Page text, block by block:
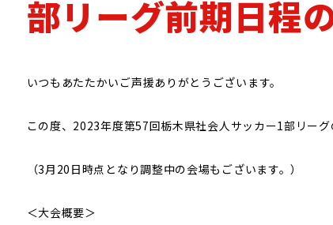
部リーグ前期日程
いつもあたたかいご声援ありがとうございます。
この度、2023年度第57回栃木県社会人サッカー1部リー
（3月20日時点となり調整中の会場もございます。）
＜大会概要＞